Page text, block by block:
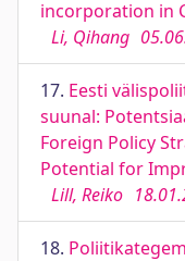
incorporation in
Li, Qihang
17. Eesti
suunal:
Foreign Policy
Potential for
Lill, Reiko
18.